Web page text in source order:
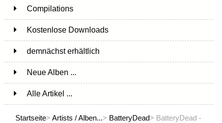
Compilations
Kostenlose Downloads
demnächst erhältlich
Neue Alben ...
Alle Artikel ...
Startseite> Artists / Alben...> BatteryDead> BatteryDead -